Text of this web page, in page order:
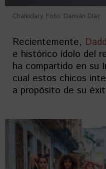
Chaikidary. Foto: Damián Díaz
Recientemente,
e histórico ídolo del
ha compartido en su
cual estos chicos
a propósito de su